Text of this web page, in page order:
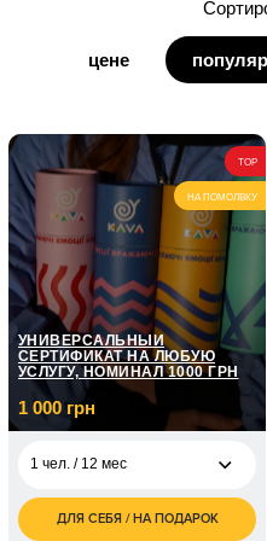
для дедушки
для бабушки
для кума
цене
TOP
НА ПОМОЛВКУ
УНИВЕРСАЛЬНЫЙ
СЕРТИФИКАТ НА ЛЮБУЮ
УСЛУГУ, НОМИНАЛ 1000 ГРН
1 000 грн
1 чел. / 12 мес
1 000
ДЛЯ СЕБЯ / НА ПОДАРОК